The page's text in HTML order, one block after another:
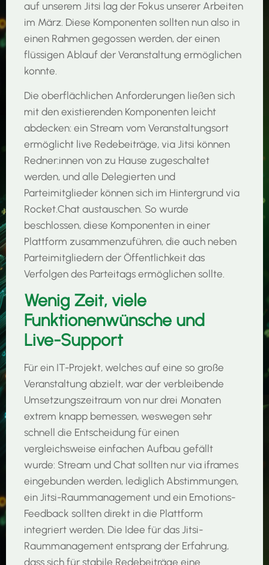
auf unserem Jitsi lag der Fokus unserer Arbeiten
im März. Diese Komponenten sollten nun also in
einen Rahmen gegossen werden, der einen
flüssigen Ablauf der Veranstaltung ermöglichen
konnte.
Die oberflächlichen Anforderungen ließen sich
mit den existierenden Komponenten leicht
abdecken: ein Stream vom Veranstaltungsort
ermöglicht live Redebeiträge, via Jitsi können
Redner:innen von zu Hause zugeschaltet
werden, und alle Delegierten und
Parteimitglieder können sich im Hintergrund via
Rocket.Chat austauschen. So wurde
beschlossen, diese Komponenten in einer
Plattform zusammenzuführen, die auch neben
Parteimitgliedern der Öffentlichkeit das
Verfolgen des Parteitags ermöglichen sollte.
Wenig Zeit, viele
Funktionenwünsche und
Live-Support
Für ein IT-Projekt, welches auf eine so große
Veranstaltung abzielt, war der verbleibende
Umsetzungszeitraum von nur drei Monaten
extrem knapp bemessen, weswegen sehr
schnell die Entscheidung für einen
vergleichsweise einfachen Aufbau gefällt
wurde: Stream und Chat sollten nur via iframes
eingebunden werden, lediglich Abstimmungen,
ein Jitsi-Raummanagement und ein Emotions-
Feedback sollten direkt in die Plattform
integriert werden. Die Idee für das Jitsi-
Raummanagement entsprang der Erfahrung,
dass sich für stabile Redebeiträge eine